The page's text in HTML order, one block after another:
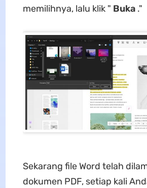
memilihnya, lalu klik " Buka."
Sekarang file Word telah
dokumen PDF, setiap kali